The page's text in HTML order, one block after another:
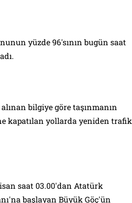
yüzde 96'sının bugün saat
bilgiye göre taşınmanın
kapatılan yollarda yeniden trafik
saat 03.00'dan Atatürk
başlayan Büyük Göç'ün